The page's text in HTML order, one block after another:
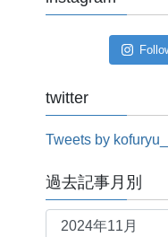
twitter
Tweets by
過去記事月別
過